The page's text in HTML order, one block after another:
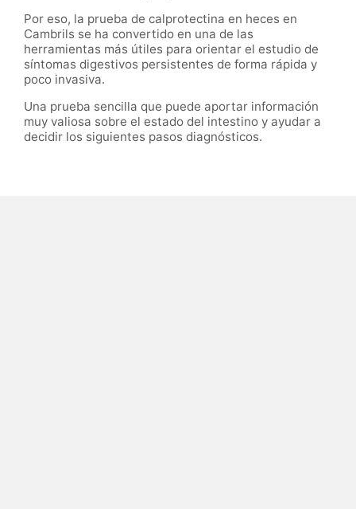
Por eso, la prueba de calprotectina en heces en
Cambrils se ha convertido en una de las
herramientas más útiles para orientar el estudio de
síntomas digestivos persistentes de forma rápida y
poco invasiva.
Una prueba sencilla que puede aportar información
muy valiosa sobre el estado del intestino y ayudar a
decidir los siguientes pasos diagnósticos.